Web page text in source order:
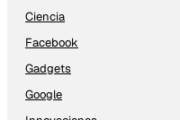
Ciencia
Facebook
Gadgets
Google